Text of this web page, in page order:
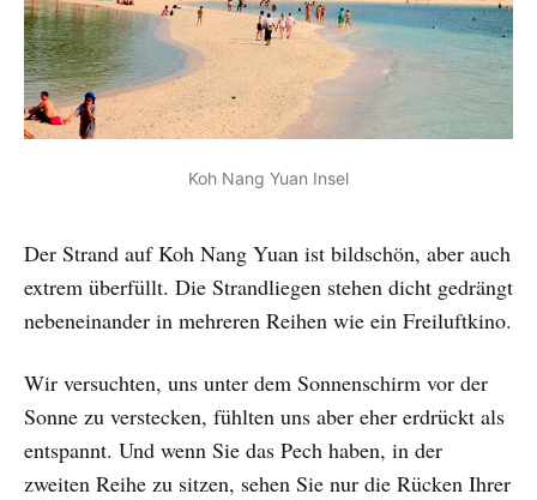
Koh Nang Yuan Insel
Der Strand auf Koh Nang Yuan ist bildschön, aber auch
extrem überfüllt. Die Strandliegen stehen dicht gedrängt
nebeneinander in mehreren Reihen wie ein Freiluftkino.
Wir versuchten, uns unter dem Sonnenschirm vor der
Sonne zu verstecken, fühlten uns aber eher erdrückt als
entspannt. Und wenn Sie das Pech haben, in der
zweiten Reihe zu sitzen, sehen Sie nur die Rücken Ihrer